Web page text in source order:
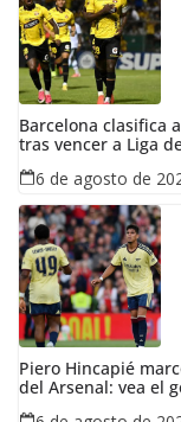
Barcelona clasifica
tras vencer a Liga
6 de agosto de
Piero Hincapié
del Arsenal: vea el